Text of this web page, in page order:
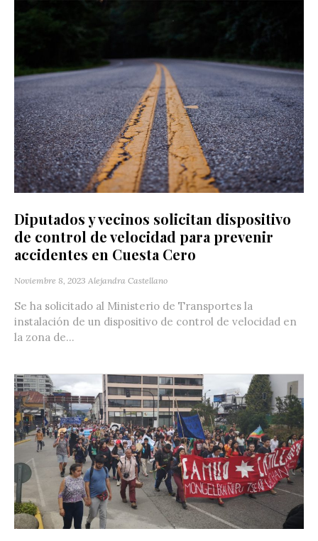
Diputados y vecinos solicitan dispositivo
de control de velocidad para prevenir
accidentes en Cuesta Cero
Noviembre 8, 2023 Alejandra Castellano
Se ha solicitado al Ministerio de Transportes la
instalación de un dispositivo de control de velocidad en
la zona de...